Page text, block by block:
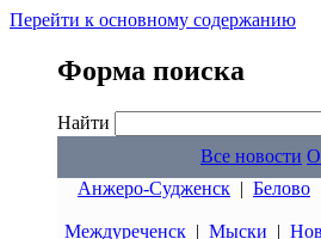
Перейти к основному содержанию
Форма поиска
Найти
Все новости
Анжеро-Судженск | Белово
Междуреченск| Мыски |